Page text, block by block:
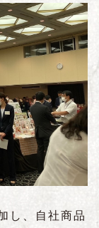
し、自社商品